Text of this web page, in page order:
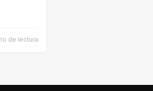
de lectura